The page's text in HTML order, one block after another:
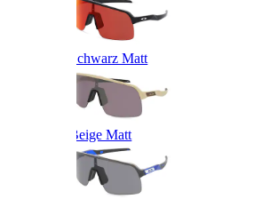
Schwarz Matt
Beige Matt